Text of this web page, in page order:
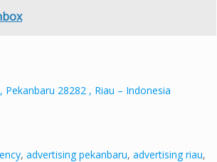
28282 , Riau – Indonesia
, advertising pekanbaru, advertising riau,